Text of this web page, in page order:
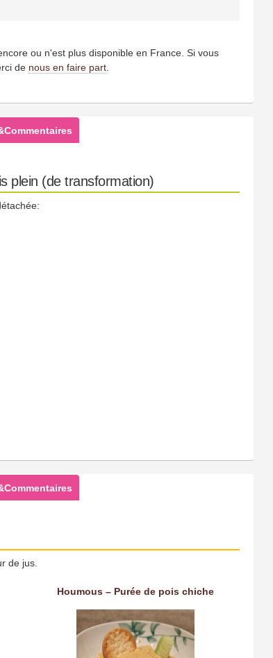
ou n'est plus disponible en France. Si vous
de nous en faire part
plein (de transformation)
de jus.
Houmous – Purée de pois chiche